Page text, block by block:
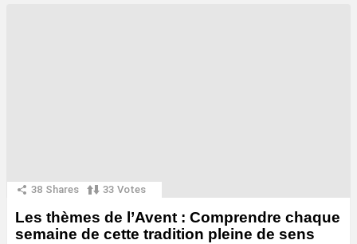
38 Shares 33 Votes
Les thèmes de l’Avent : Comprendre chaque
semaine de cette tradition pleine de sens